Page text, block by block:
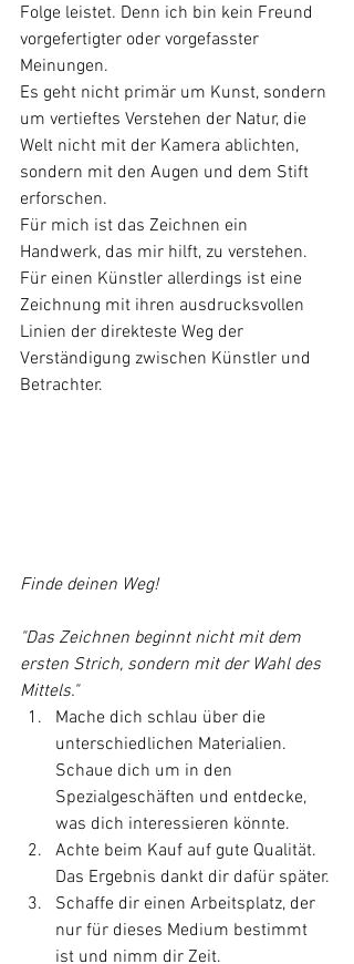
Folge leistet. Denn ich bin kein Freund
vorgefertigter oder vorgefasster
Meinungen.
Es geht nicht primär um Kunst, sondern
um vertieftes Verstehen der Natur, die
Welt nicht mit der Kamera ablichten,
sondern mit den Augen und dem Stift
erforschen.
Für mich ist das Zeichnen ein
Handwerk, das mir hilft, zu verstehen.
Für einen Künstler allerdings ist eine
Zeichnung mit ihren ausdrucksvollen
Linien der direkteste Weg der
Verständigung zwischen Künstler und
Betrachter.
Finde deinen Weg!
"Das Zeichnen beginnt nicht mit dem
ersten Strich, sondern mit der Wahl des
Mittels."
Mache dich schlau über die
unterschiedlichen Materialien.
Schaue dich um in den
Spezialgeschäften und entdecke,
was dich interessieren könnte.
Achte beim Kauf auf gute Qualität.
Das Ergebnis dankt dir dafür später.
Schaffe dir einen Arbeitsplatz, der
nur für dieses Medium bestimmt
ist und nimm dir Zeit.